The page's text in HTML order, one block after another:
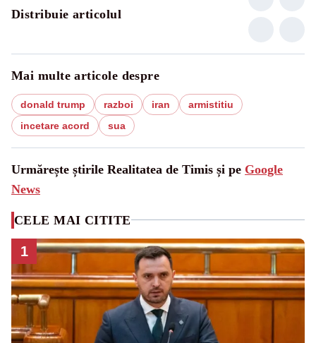
Distribuie articolul
Mai multe articole despre
donald trump razboi iran
armistitiu
incetare acord
sua
Urmărește știrile Realitatea de Timis și pe Google
News
CELE MAI CITITE
1